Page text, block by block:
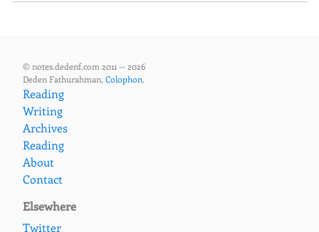
© notes.dedenf.com 2011 — 2026
Deden Fathurahman, Colophon.
Reading
Writing
Archives
Reading
About
Contact
Elsewhere
Twitter